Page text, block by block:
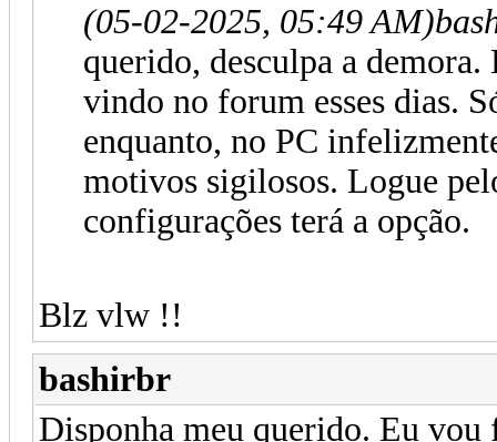
(05-02-2025, 05:49 AM)
querido, desculpa a
vindo no forum esses dias.
enquanto, no PC
motivos sigilosos. Logue
configurações terá a opção.
Blz vlw !!
bashirbr
Disponha meu querido. Eu vou